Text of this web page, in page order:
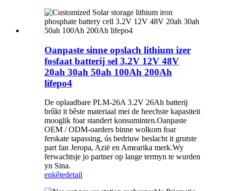
Oanpaste sinne opslach lithium izer
fosfaat batterij sel 3.2V 12V 48V
20ah 30ah 50ah 100Ah 200Ah
lifepo4
De oplaadbare PLM-26A 3.2V 26Ah batterij
brûkt it bêste materiaal mei de heechste kapasiteit
mooglik foar standert konsuminten.Oanpaste
OEM / ODM-oarders binne wolkom foar
ferskate tapassing, ús bedriuw beslacht it grutste
part fan Jeropa, Azië en Amearika merk.Wy
ferwachtsje jo partner op lange termyn te wurden
yn Sina.
enkêtedetail